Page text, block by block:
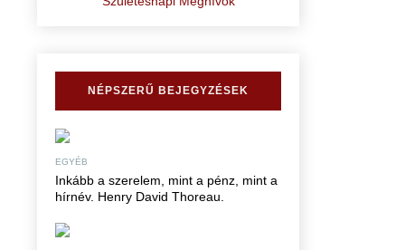
NÉPSZERŰ BEJEGYZÉSEK
EGYÉB
Inkább a szerelem, mint a pénz, mint a
hírnév. Henry David Thoreau.